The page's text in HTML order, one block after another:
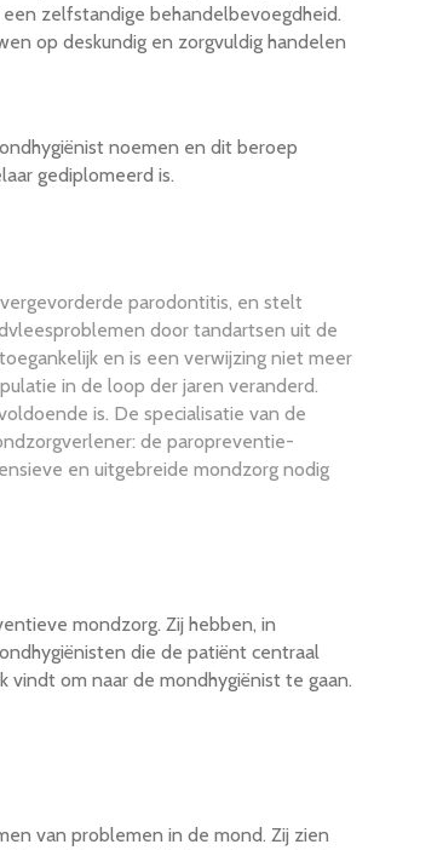
zelfstandige behandelbevoegdheid.
op deskundig en zorgvuldig handelen
noemen en dit beroep
gediplomeerd is.
parodontitis, en stelt
door tandartsen uit de
en is een verwijzing niet meer
in de loop der jaren veranderd.
is. De specialisatie van de
de paropreventie-
en uitgebreide mondzorg nodig
mondzorg. Zij hebben, in
die de patiënt centraal
om naar de mondhygiënist te gaan.
van problemen in de mond. Zij zien